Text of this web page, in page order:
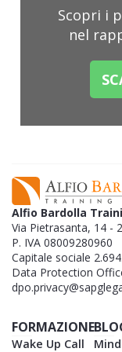
Scopri i
nel
Alfio Bardolla
Via Pietrasanta, 14 -
P. IVA 08009280960
Capitale sociale
Data Protection
FORMAZIONE
Wake Up Call